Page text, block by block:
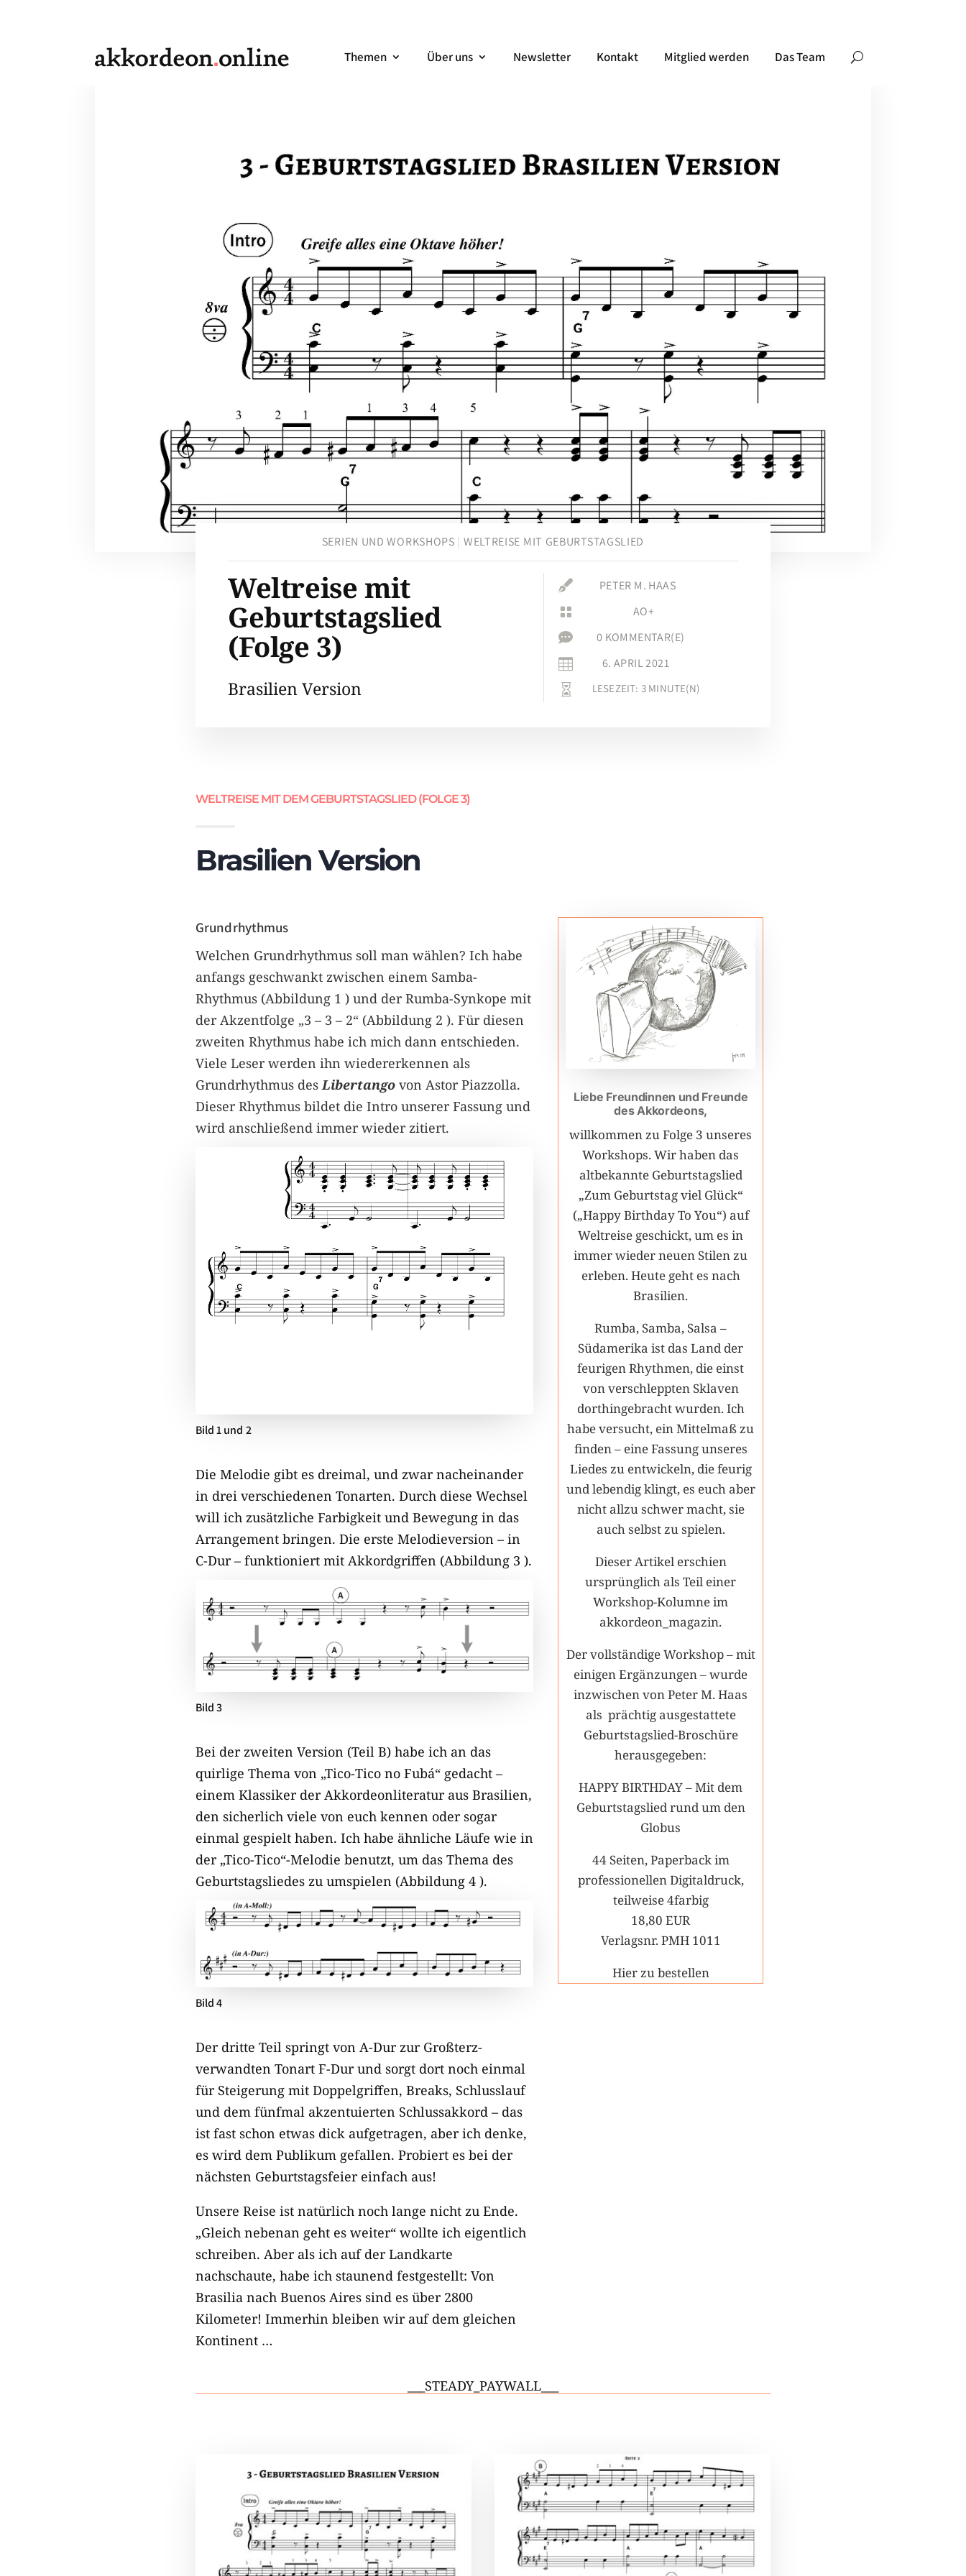
Themen Über uns Newsletter Kontakt Mitglied werden Das Team
SERIEN UND WORKSHOPS | WELTREISE MIT GEBURTSTAGSLIED
Weltreise mit
Geburtstagslied
(Folge 3)
Brasilien Version
 PETER M. HAAS

AO+

0 KOMMENTAR(E)
 6. APRIL 2021
 LESEZEIT: 3 MINUTE(N)
WELTREISE MIT DEM GEBURTSTAGSLIED (FOLGE 3)
Brasilien Version
Grundrhythmus
Welchen Grundrhythmus soll man wählen? Ich habe
anfangs geschwankt zwischen einem Samba-
Rhythmus (Abbildung 1 ) und der Rumba-Synkope mit
der Akzentfolge „3 – 3 – 2“ (Abbildung 2 ). Für diesen
zweiten Rhythmus habe ich mich dann entschieden.
Viele Leser werden ihn wiedererkennen als
Grundrhythmus des Libertango von Astor Piazzolla.
Dieser Rhythmus bildet die Intro unserer Fassung und
wird anschließend immer wieder zitiert.
Bild 1 und 2
Die Melodie gibt es dreimal, und zwar nacheinander
in drei verschiedenen Tonarten. Durch diese Wechsel
will ich zusätzliche Farbigkeit und Bewegung in das
Arrangement bringen. Die erste Melodieversion – in
C-Dur – funktioniert mit Akkordgriffen (Abbildung 3 ).
Bild 3
Bei der zweiten Version (Teil B) habe ich an das
quirlige Thema von „Tico-Tico no Fubá“ gedacht –
einem Klassiker der Akkordeonliteratur aus Brasilien,
den sicherlich viele von euch kennen oder sogar
einmal gespielt haben. Ich habe ähnliche Läufe wie in
der „Tico-Tico“-Melodie benutzt, um das Thema des
Geburtstagsliedes zu umspielen (Abbildung 4 ).
Bild 4
Der dritte Teil springt von A-Dur zur Großterz-
verwandten Tonart F-Dur und sorgt dort noch einmal
für Steigerung mit Doppelgriffen, Breaks, Schlusslauf
und dem fünfmal akzentuierten Schlussakkord – das
ist fast schon etwas dick aufgetragen, aber ich denke,
es wird dem Publikum gefallen. Probiert es bei der
nächsten Geburtstagsfeier einfach aus!
Unsere Reise ist natürlich noch lange nicht zu Ende.
„Gleich nebenan geht es weiter“ wollte ich eigentlich
schreiben. Aber als ich auf der Landkarte
nachschaute, habe ich staunend festgestellt: Von
Brasilia nach Buenos Aires sind es über 2800
Kilometer! Immerhin bleiben wir auf dem gleichen
Kontinent …
Liebe Freundinnen und Freunde
des Akkordeons,
willkommen zu Folge 3 unseres
Workshops. Wir haben das
altbekannte Geburtstagslied
„Zum Geburtstag viel Glück“
(„Happy Birthday To You“) auf
Weltreise geschickt, um es in
immer wieder neuen Stilen zu
erleben. Heute geht es nach
Brasilien.
Rumba, Samba, Salsa –
Südamerika ist das Land der
feurigen Rhythmen, die einst
von verschleppten Sklaven
dorthingebracht wurden. Ich
habe versucht, ein Mittelmaß zu
finden – eine Fassung unseres
Liedes zu entwickeln, die feurig
und lebendig klingt, es euch aber
nicht allzu schwer macht, sie
auch selbst zu spielen.
Dieser Artikel erschien
ursprünglich als Teil einer
Workshop-Kolumne im
akkordeon_magazin.
Der vollständige Workshop – mit
einigen Ergänzungen – wurde
inzwischen von Peter M. Haas
als prächtig ausgestattete
Geburtstagslied-Broschüre
herausgegeben:
HAPPY BIRTHDAY – Mit dem
Geburtstagslied rund um den
Globus
44 Seiten, Paperback im
professionellen Digitaldruck,
teilweise 4farbig
18,80 EUR
Verlagsnr. PMH 1011
Hier zu bestellen
___STEADY_PAYWALL___